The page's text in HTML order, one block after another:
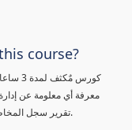
course?
كورس
معرفة أي معلومة عن
تقرير سجل المخاطر بالإضافة الى المقدرة التامية لإدارة مخاطر المشاريع.